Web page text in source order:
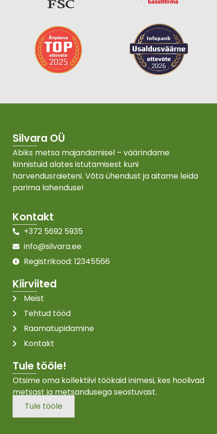
Silvara OÜ
Abiks metsa majandamisel – väärindame
kinnistuid alates istutamisest kuni
harvendusraieteni. Võta ühendust ja aitame leida
parima lahenduse!
Kontakt
+372 5692 5935
info@silvara.ee
Registrikood: 12345566
Kiirviited
Meist
Tehtud tööd
Raamatupidamine
Kontakt
Tule tööle!
Otsime oma kollektiivi töökaid inimesi, kes hoolivad
metsast ja metsandusega seostuvast.
Tule tööle